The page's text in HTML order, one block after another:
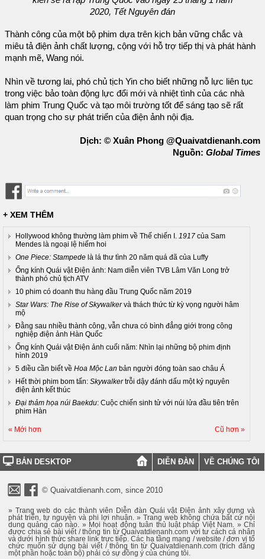
2020, Tết Nguyên đán
Thành công của một bộ phim dựa trên kịch bản vững chắc và
miêu tả điện ảnh chất lượng, cộng với hỗ trợ tiếp thị và phát hành
mạnh mẽ, Wang nói.
Nhìn về tương lai, phó chủ tịch Yin cho biết những nỗ lực liên tục
trong việc bảo toàn động lực đổi mới và nhiệt tình của các nhà
làm phim Trung Quốc và tạo môi trường tốt để sáng tạo sẽ rất
quan trọng cho sự phát triển của điện ảnh nội địa.
Dịch: © Xuân Phong @Quaivatdienanh.com
Nguồn: Global Times
+ XEM THÊM
Hollywood không thường làm phim về Thế chiến I. 1917 của Sam
Mendes là ngoại lệ hiếm hoi
One Piece: Stampede là lá thư tình 20 năm quá đã của Luffy
Ống kính Quái vật Điện ảnh: Nam diễn viên TVB Lâm Văn Long trở
thành phó chủ tịch ATV
10 phim có doanh thu hàng đầu Trung Quốc năm 2019
Star Wars: The Rise of Skywalkervà thách thức từ kỳ vọng người hâm
mộ
Đằng sau nhiều thành công, vẫn chưa có bình đẳng giới trong công
nghiệp điện ảnh Hàn Quốc
Ống kính Quái vật Điện ảnh cuối năm: Nhìn lại những bộ phim định
hình 2019
5 điều cần biết về Hoa Mộc Lan bản người đóng toàn sao châu Á
Hết thời phim bom tấn: Skywalkertrỗi dậy đánh dấu một kỷ nguyên
điện ảnh kết thúc
Đại thảm họa núi Baekdu: Cuộc chiến sinh tử với núi lửa đầu tiên trên
phim Hàn
« Mới hơn Cũ hơn »
BẢN DESKTOP DIỄN ĐÀN VỀ CHÚNG TÔI
© Quaivatdienanh.com, since 2010
» Trang web do các thành viên Diễn đàn Quái vật Điện ảnh xây dựng và
phát triển, tự nguyện và phi lợi nhuận. » Trang web không chứa bất cứ nội
dung quảng cáo nào. » Mọi hoạt động tuân thủ luật pháp Việt Nam. » Chỉ
được chia sẻ bài viết / thông tin từ Quaivatdienanh.com với tư cách cá nhân
và dưới hình thức share link trực tiếp. Các hạ tầng mạng / website / đơn vị tổ
chức muốn sử dụng bài viết / thông tin từ Quaivatdienanh.com (trích đăng
một phần hoặc toàn bộ) phải có sự đồng ý của chúng tôi.